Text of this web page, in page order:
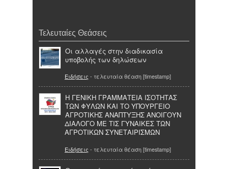
Τελευταίες Θεάσεις
Οι αλλαγές στην διαδικασία
υποβολής των δηλώσεων
Ειδήσεις - τελευταία θέαση [timestamp]
Η ΓΕΝΙΚΗ ΓΡΑΜΜΑΤΕΙΑ ΙΣΟΤΗΤΑΣ
ΤΩΝ ΦΥΛΩΝ ΚΑΙ ΤΟ ΥΠΟΥΡΓΕΙΟ
ΑΓΡΟΤΙΚΗΣ ΑΝΑΠΤΥΞΗΣ ΑΝΟΙΓΟΥΝ
ΔΙΑΛΟΓΟ ΜΕ ΤΙΣ ΓΥΝΑΙΚΕΣ ΤΩΝ
ΑΓΡΟΤΙΚΩΝ ΣΥΝΕΤΑΙΡΙΣΜΩΝ
Ειδήσεις - τελευταία θέαση [timestamp]